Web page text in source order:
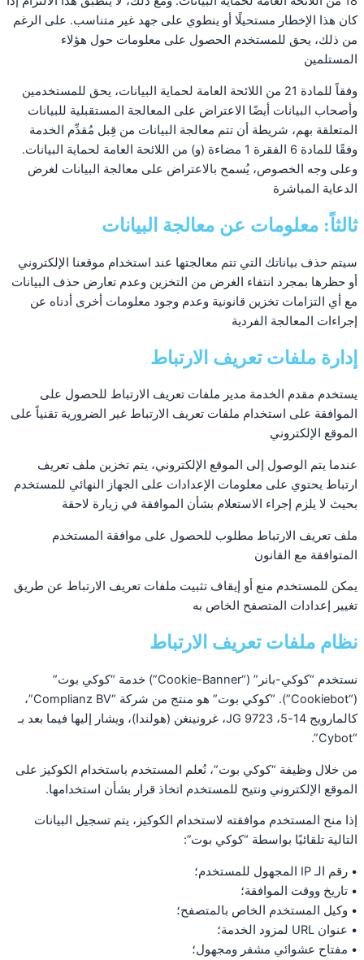
كان هذا الإخطار مستحيلًا أو ينطوي على جهد غير متناسب. على الرغم
من ذلك، يحق للمستخدم الحصول على معلومات حول هؤلاء
المستلمين
وفقاً للمادة 21 من اللائحة العامة لحماية البيانات، يحق للمستخدمين
وأصحاب البيانات أيضًا الاعتراض على المعالجة المستقبلية للبيانات
المتعلقة بهم، شريطة أن تتم معالجة البيانات من قِبل مُقدِّم الخدمة
وفقًا للمادة 6 الفقرة 1 مضاءة (و) من اللائحة العامة لحماية البيانات.
وعلى وجه الخصوص، يُسمح بالاعتراض على معالجة البيانات لغرض
الدعاية المباشرة
ثالثاً: معلومات عن معالجة البيانات
سيتم حذف بياناتك التي تتم معالجتها عند استخدام موقعنا الإلكتروني
أو حظرها بمجرد انتفاء الغرض من التخزين وعدم تعارض حذف البيانات
مع أي التزامات تخزين قانونية وعدم وجود معلومات أخرى أدناه عن
إجراءات المعالجة الفردية
إدارة ملفات تعريف الارتباط
يستخدم مقدم الخدمة مدير ملفات تعريف الارتباط للحصول على
الموافقة على استخدام ملفات تعريف الارتباط غير الضرورية تقنياً على
الموقع الإلكتروني
عندما يتم الوصول إلى الموقع الإلكتروني، يتم تخزين ملف تعريف
ارتباط يحتوي على معلومات الإعدادات على الجهاز النهائي للمستخدم
بحيث لا يلزم إجراء الاستعلام بشأن الموافقة في زيارة لاحقة
ملف تعريف الارتباط مطلوب للحصول على موافقة المستخدم
المتوافقة مع القانون
يمكن للمستخدم منع أو إيقاف تثبيت ملفات تعريف الارتباط عن طريق
تغيير إعدادات المتصفح الخاص به
نظام ملفات تعريف الارتباط
نستخدم “كوكي-بانر” (“Cookie-Banner”) خدمة “كوكي بوت”
(“Cookiebot”). “كوكي بوت” هو منتج من شركة “Complianz BV”،
كالمارويج 14-5، 9723 JG، غرونينغن (هولندا)، ويشار إليها فيما بعد بـ
“Cybot”.
من خلال وظيفة “كوكي بوت”، نُعلم المستخدم باستخدام الكوكيز على
الموقع الإلكتروني ونتيح للمستخدم اتخاذ قرار بشأن استخدامها.
إذا منح المستخدم موافقته لاستخدام الكوكيز، يتم تسجيل البيانات
التالية تلقائيًا بواسطة “كوكي بوت”:
• رقم الـ IP المجهول للمستخدم؛
• تاريخ ووقت الموافقة؛
• وكيل المستخدم الخاص بالمتصفح؛
• عنوان URL لمزود الخدمة؛
• مفتاح عشوائي مشفر ومجهول؛